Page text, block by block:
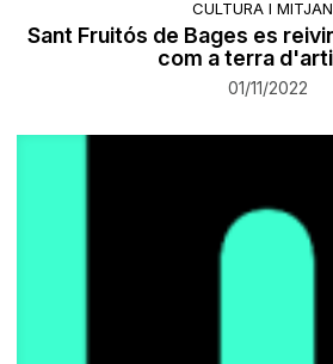
CULTURA I
Sant Fruitós de Bages es
com a terra
01/11/2022